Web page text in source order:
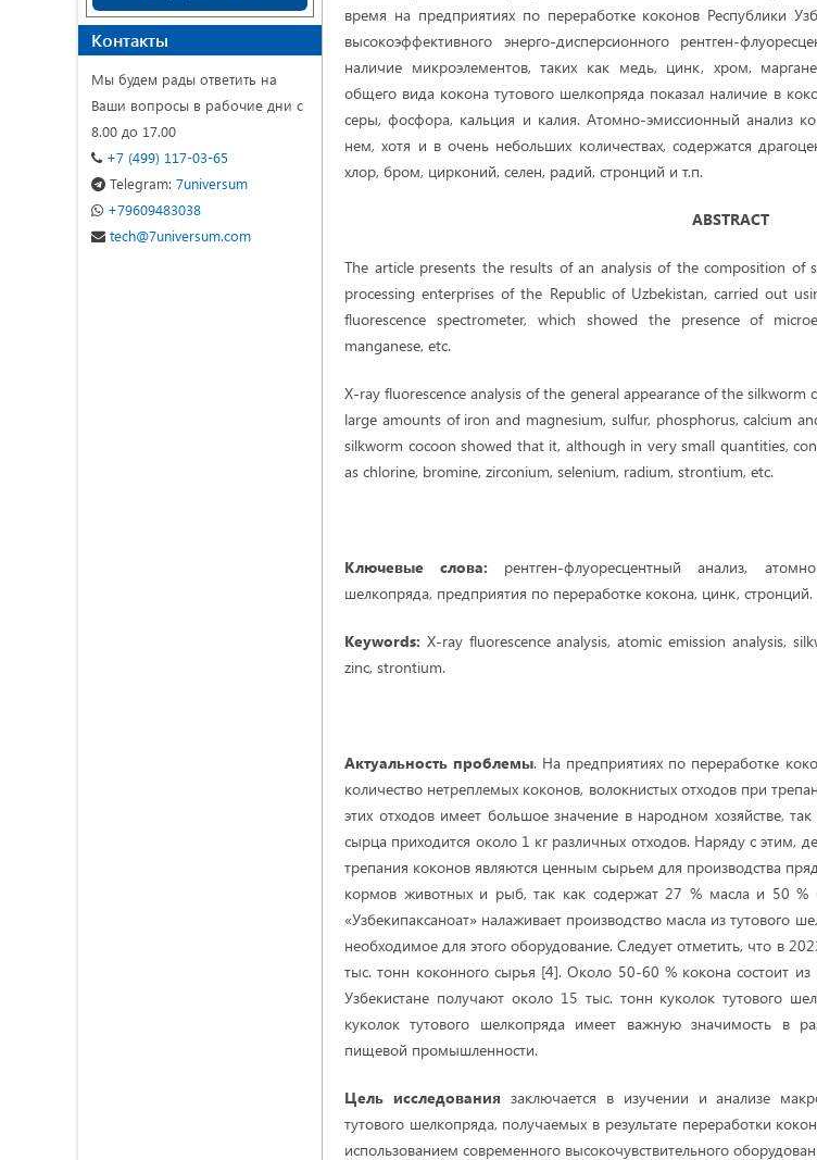
время на предприятиях по переработке коконов Республики
высокоэффективного энерго-дисперсионного рентген-
наличие микроэлементов, таких как медь, цинк, хром,
общего вида кокона тутового шелкопряда показал наличие в
серы, фосфора, кальция и калия. Атомно-эмиссионный анализ
нем, хотя и в очень небольших количествах, содержатся
хлор, бром, цирконий, селен, радий, стронций и т.п.
ABSTRACT
The article presents the results of an analysis of the composition of
processing enterprises of the Republic of Uzbekistan, carried out
fluorescence spectrometer, which showed the presence of
manganese, etc.
X-ray fluorescence analysis of the general appearance of the
large amounts of iron and magnesium, sulfur, phosphorus, calcium
silkworm cocoon showed that it, although in very small quantities,
as chlorine, bromine, zirconium, selenium, radium, strontium, etc.
Ключевые слова: рентген-флуоресцентный анализ,
шелкопряда, предприятия по переработке кокона, цинк, стронций.
Keywords: X-ray fluorescence analysis, atomic emission analysis,
zinc, strontium.
Актуальность проблемы. На предприятиях по переработке
количество нетреплемых коконов, волокнистых отходов при
этих отходов имеет большое значение в народном хозяйстве,
сырца приходится около 1 кг различных отходов. Наряду с этим,
трепания коконов являются ценным сырьем для производства
кормов животных и рыб, так как содержат 27 % масла и 50 %
«Узбекипаксаноат» налаживает производство масла из тутового
необходимое для этого оборудование. Следует отметить, что в
тыс. тонн коконного сырья [4]. Около 50-60 % кокона состоит из
Узбекистане получают около 15 тыс. тонн куколок тутового
куколок тутового шелкопряда имеет важную значимость в
пищевой промышленности.
Цель исследования заключается в изучении и анализе
тутового шелкопряда, получаемых в результате переработки
использованием современного высокочувствительного
Контакты
Мы будем рады ответить на
Ваши вопросы в рабочие дни с
8.00 до 17.00
+7 (499) 117-03-65
Telegram: 7universum
+79609483038
tech@7universum.com